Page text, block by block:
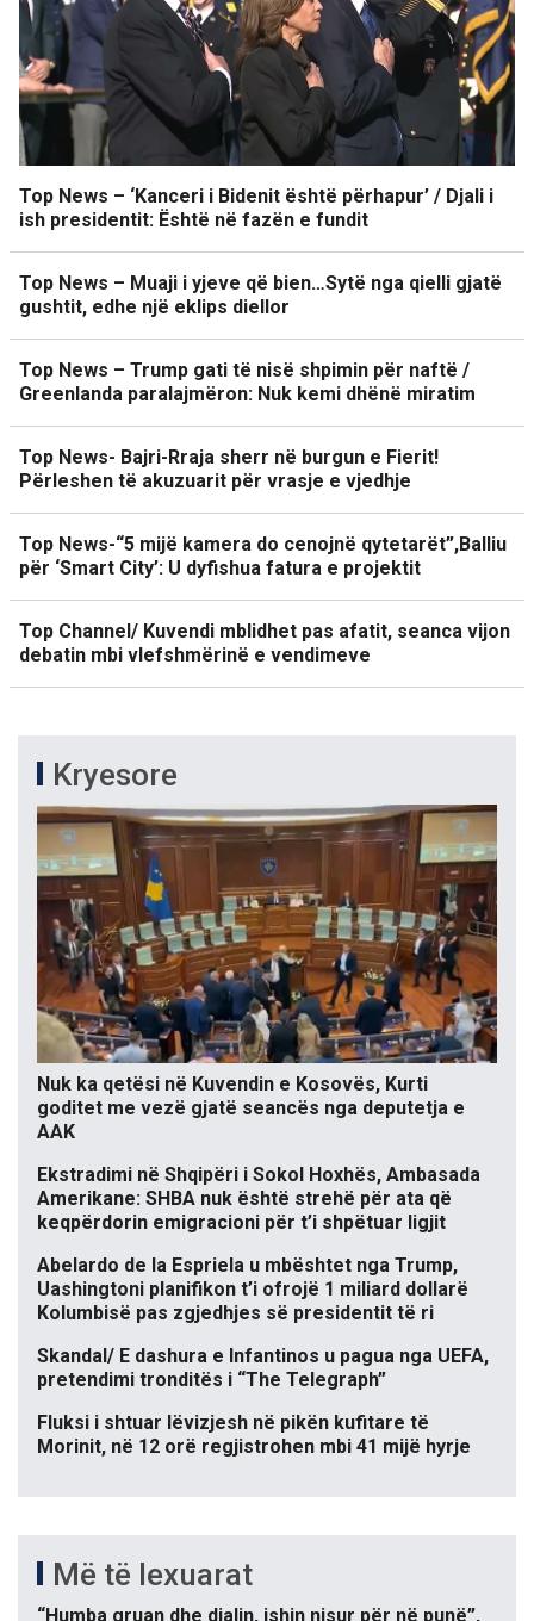
Top News – ‘Kanceri i Bidenit është përhapur’ / Djali i
ish presidentit: Është në fazën e fundit
Top News – Muaji i yjeve që bien…Sytë nga qielli gjatë
gushtit, edhe një eklips diellor
Top News – Trump gati të nisë shpimin për naftë /
Greenlanda paralajmëron: Nuk kemi dhënë miratim
Top News- Bajri-Rraja sherr në burgun e Fierit!
Përleshen të akuzuarit për vrasje e vjedhje
Top News-“5 mijë kamera do cenojnë qytetarët”,Balliu
për ‘Smart City’: U dyfishua fatura e projektit
Top Channel/ Kuvendi mblidhet pas afatit, seanca vijon
debatin mbi vlefshmërinë e vendimeve
Kryesore
Nuk ka qetësi në Kuvendin e Kosovës, Kurti
goditet me vezë gjatë seancës nga deputetja e
AAK
Ekstradimi në Shqipëri i Sokol Hoxhës, Ambasada
Amerikane: SHBA nuk është strehë për ata që
keqpërdorin emigracioni për t’i shpëtuar ligjit
Abelardo de la Espriela u mbështet nga Trump,
Uashingtoni planifikon t’i ofrojë 1 miliard dollarë
Kolumbisë pas zgjedhjes së presidentit të ri
Skandal/ E dashura e Infantinos u pagua nga UEFA,
pretendimi tronditës i “The Telegraph”
Fluksi i shtuar lëvizjesh në pikën kufitare të
Morinit, në 12 orë regjistrohen mbi 41 mijë hyrje
Më të lexuarat
“Humba gruan dhe djalin, ishin nisur për në punë”,